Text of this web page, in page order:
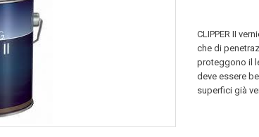
CLIPPER II
che di
proteggono il
deve essere
superfici già